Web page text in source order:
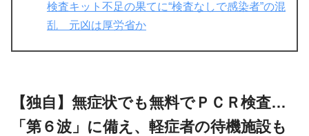
検査キット不足の果てに“検査なしで感染者”の混
乱 元凶は厚労省か
【独自】無症状でも無料でＰＣＲ検査…
「第６波」に備え、軽症者の待機施設も